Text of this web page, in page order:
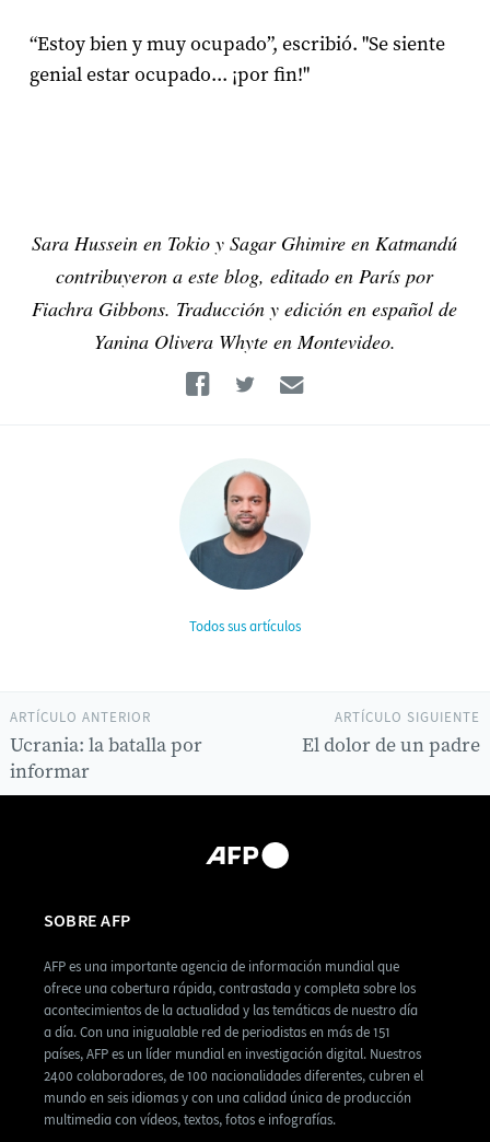
“Estoy bien y muy ocupado”, escribió. "Se siente
genial estar ocupado... ¡por fin!"
Sara Hussein en Tokio y Sagar Ghimire en Katmandú
contribuyeron a este blog, editado en París por
Fiachra Gibbons. Traducción y edición en español de
Yanina Olivera Whyte en Montevideo.
Facebook
Twitter
Todos sus artículos
ARTÍCULO SIGUIENTE
El dolor de un padre
ARTÍCULO ANTERIOR
Ucrania: la batalla por
informar
SOBRE AFP
AFP es una importante agencia de información mundial que
ofrece una cobertura rápida, contrastada y completa sobre los
acontecimientos de la actualidad y las temáticas de nuestro día
a día. Con una inigualable red de periodistas en más de 151
países, AFP es un líder mundial en investigación digital. Nuestros
2400 colaboradores, de 100 nacionalidades diferentes, cubren el
mundo en seis idiomas y con una calidad única de producción
multimedia con vídeos, textos, fotos e infografías.